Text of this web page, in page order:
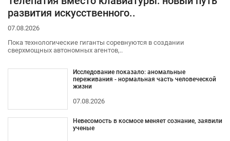
развития искусственного..
07.08.2026
Пока технологические гиганты соревнуются в создании
сверхмощных автономных агентов,..
Исследование показало: аномальные
переживания - нормальная часть человеческой
жизни
07.08.2026
Невесомость в космосе меняет сознание, заявили
ученые